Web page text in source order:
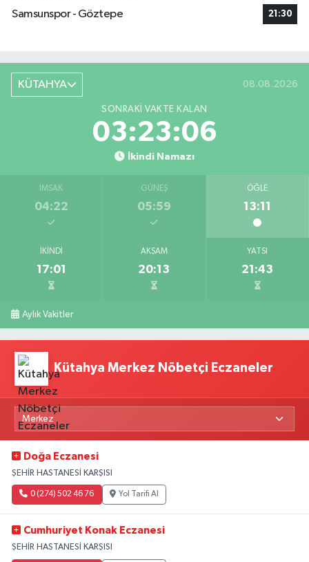
Samsunspor - Göztepe
21:30
KÜTAHYA 08.08.2026
SONRAKI VAKTE KALAN
03:23:05
İkindi Namazı
İMSAK
04:22
GÜNEŞ
05:59
ÖĞLE
13:11
İKINDI
17:01
AKŞAM
20:13
YATSI
21:43
Aylık Vakitler
Kütahya Merkez Nöbetçi Eczaneler
Doğa Eczanesi
ŞEHİR HASTANESİ KARŞISI
0 (274) 502 46 76 Yol Tarifi Al
Cumhuriyet Konak Eczanesi
ŞEHİR HASTANESİ KARŞISI